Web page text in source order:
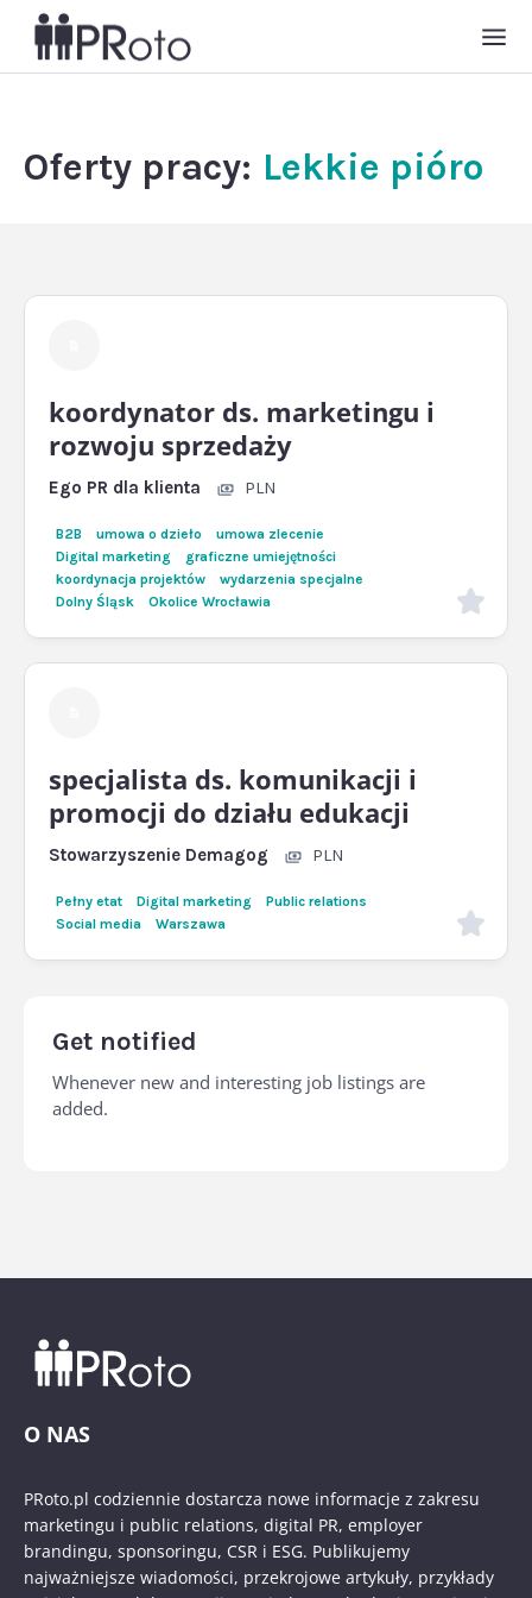
Oferty pracy: Lekkie pióro
koordynator ds. marketingu i
rozwoju sprzedaży
Ego PR dla klienta PLN
B2B umowa o dzieło
umowa zlecenie
Digital marketing
graficzne umiejętności
koordynacja projektów
wydarzenia specjalne
Dolny Śląsk
Okolice Wrocławia
specjalista ds. komunikacji i
promocji do działu edukacji
Stowarzyszenie Demagog PLN
Pełny etat Digital marketing
Public relations
Social media
Warszawa
Get notified
Whenever new and interesting job listings are
added.
O NAS
PRoto.pl codziennie dostarcza nowe informacje z zakresu
marketingu i public relations, digital PR, employer
brandingu, sponsoringu, CSR i ESG. Publikujemy
najważniejsze wiadomości, przekrojowe artykuły, przykłady